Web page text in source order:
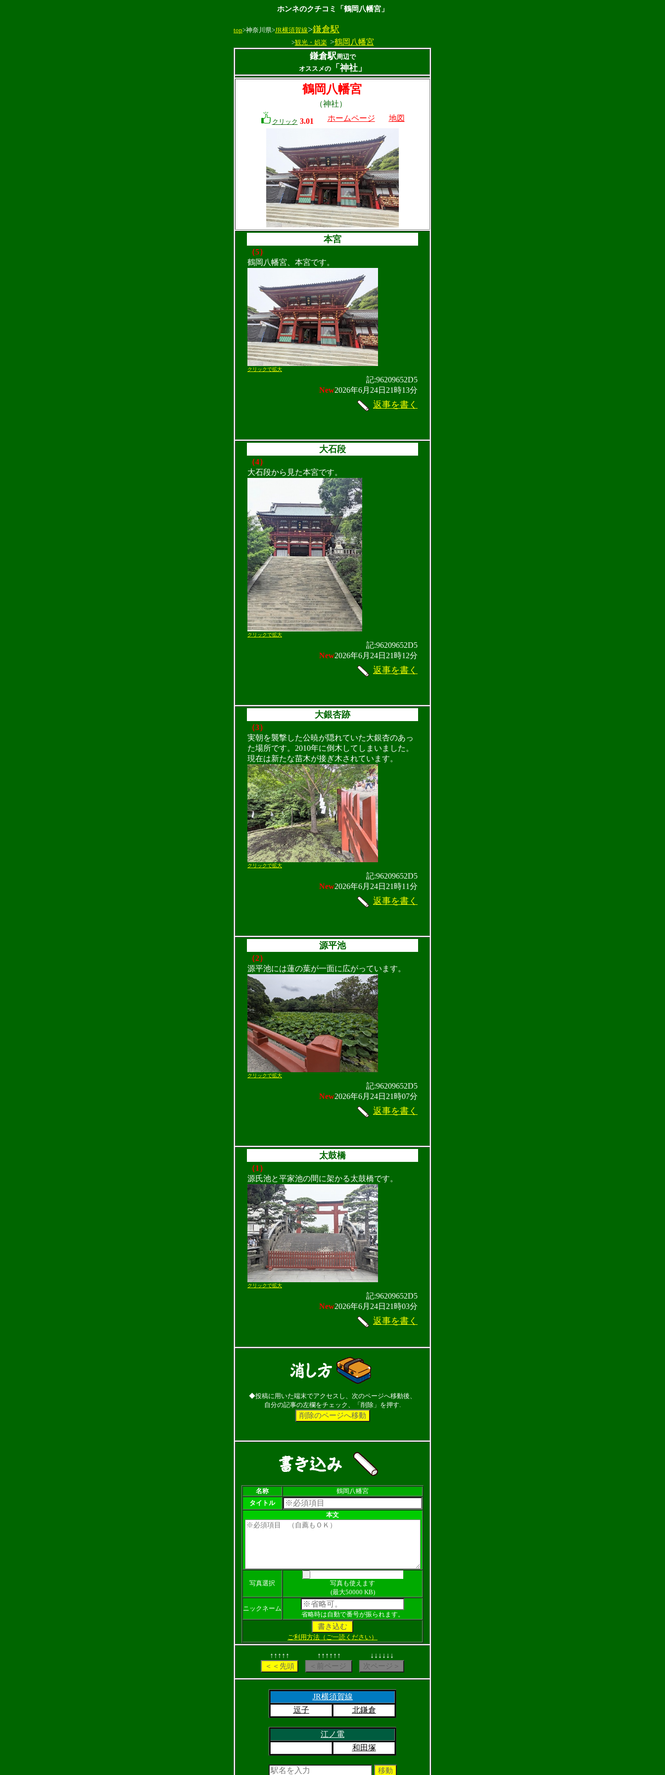
ホンネのクチコミ「鶴岡八幡宮」
top>神奈川県>JR横須賀線>鎌倉駅
>観光・娯楽 >鶴岡八幡宮
鎌倉駅周辺で
オススメの「神社」
鶴岡八幡宮
（神社）
クリック 3.01 ホームページ 地図
本宮
（5）
鶴岡八幡宮、本宮です。
クリックで拡大
記:96209652D5
New2026年6月24日21時13分
返事を書く
大石段
（4）
大石段から見た本宮です。
クリックで拡大
記:96209652D5
New2026年6月24日21時12分
返事を書く
大銀杏跡
（3）
実朝を襲撃した公暁が隠れていた大銀杏のあっ
た場所です。2010年に倒木してしまいました。
現在は新たな苗木が接ぎ木されています。
クリックで拡大
記:96209652D5
New2026年6月24日21時11分
返事を書く
源平池
（2）
源平池には蓮の葉が一面に広がっています。
クリックで拡大
記:96209652D5
New2026年6月24日21時07分
返事を書く
太鼓橋
（1）
源氏池と平家池の間に架かる太鼓橋です。
クリックで拡大
記:96209652D5
New2026年6月24日21時03分
返事を書く
◆投稿に用いた端末でアクセスし、次のページへ移動後、
自分の記事の左欄をチェック、「削除」を押す.
名称
鶴岡八幡宮
タイトル
本文
写真選択
写真も使えます
(最大50000 KB)
ニックネーム
省略時は自動で番号が振られます。
ご利用方法（ご一読ください）
↑↑↑↑↑ ↑↑↑↑↑↑ ↓↓↓↓↓↓
JR横須賀線
逗子
北鎌倉
江ノ電
和田塚